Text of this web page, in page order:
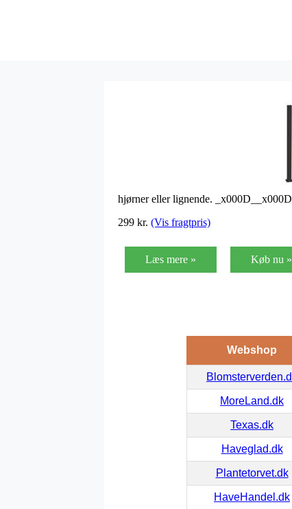
hjørner eller lignende.
299 kr. (Vis fragtpris)
Læs mere » Køb nu »
Webshop
MoreLand.dk
Texas.dk
Haveglad.dk
Plantetorvet.dk
HaveHandel.dk